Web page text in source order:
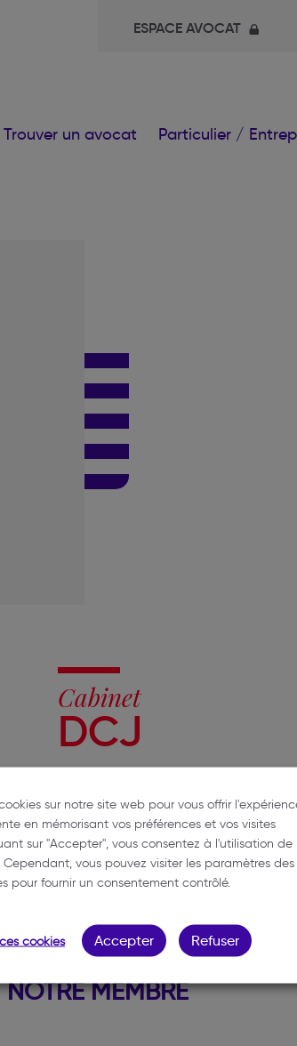
ESPACE AVOCAT
Trouver un avocat Particulier /
Cabinet
DCJ
33270 BOULIAC
06 87 79 76 17
deschaseaux-
NOTRE MEMBRE
sur notre site web pour vous offrir
en mémorisant vos préférences et vos visites
sur "Accepter", vous consentez à l'utilisation de
Cependant, vous pouvez visiter les paramètres des
pour fournir un consentement contrôlé.
cookies Accepter Refuser